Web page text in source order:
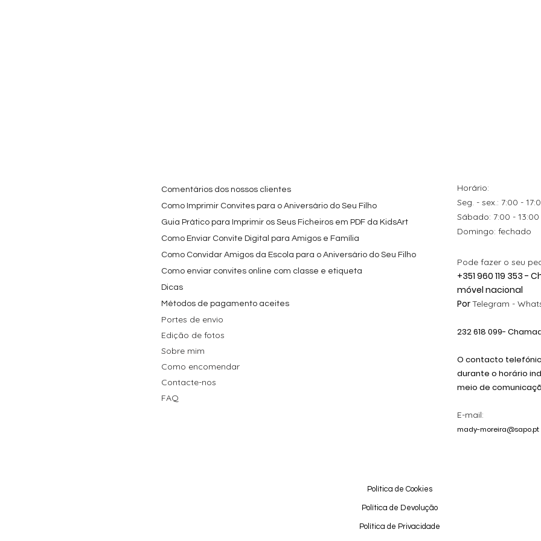
Comentários dos nossos clientes
Como Imprimir Convites para o Aniversário do Seu Filho
Guia Prático para Imprimir os Seus Ficheiros em PDF da KidsArt
Como Enviar Convite Digital para Amigos e Família
Como Convidar Amigos da Escola para o Aniversário do Seu Filho
Como enviar convites online com classe e etiqueta
Dicas
Métodos de pagamento aceites
Portes de envio
Edição de fotos
Sobre mim
Como encomendar
Contacte-nos
FAQ
Horário:
Seg. - sex.: 7:00 -
​​Sábado: 7:00 - 13:00
​Domingo: fechado
Pode fazer o seu
+351 960 119 353 -
móvel nacional
PorTelegram -
232 618 099-
O contacto
durante o horário
meio de
E-mail:
mady-moreira@sapo.pt
Política de Cookies
Política de Devolução
Política de Privacidade